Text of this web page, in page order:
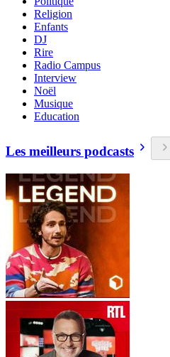
Religion
Enfants
DJ
Rire
Radio Campus
Interview
Noël
Musique
Education
Les meilleurs podcasts